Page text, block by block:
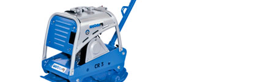
Fahrzeuge
Stromerzeuger
Vibrationstechnik